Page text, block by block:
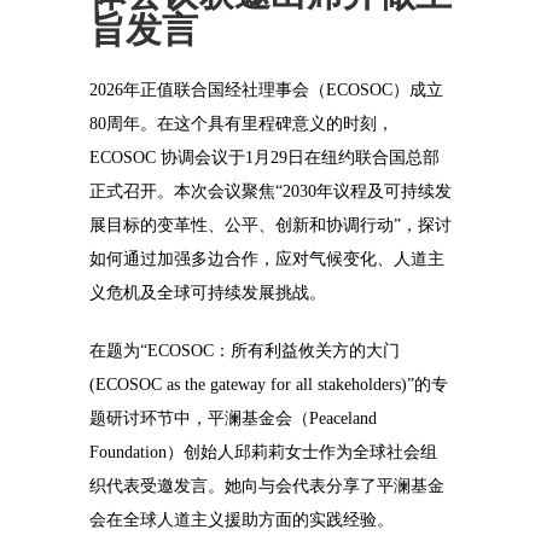
旨发言
2026年正值联合国经社理事会（ECOSOC）成立
80周年。在这个具有里程碑意义的时刻，
ECOSOC 协调会议于1月29日在纽约联合国总部
正式召开。本次会议聚焦“2030年议程及可持续发
展目标的变革性、公平、创新和协调行动”，探讨
如何通过加强多边合作，应对气候变化、人道主
义危机及全球可持续发展挑战。
在题为“ECOSOC：所有利益攸关方的大门
(ECOSOC as the gateway for all stakeholders)”的专
题研讨环节中，平澜基金会（Peaceland
Foundation）创始人邱莉莉女士作为全球社会组
织代表受邀发言。她向与会代表分享了平澜基金
会在全球人道主义援助方面的实践经验。